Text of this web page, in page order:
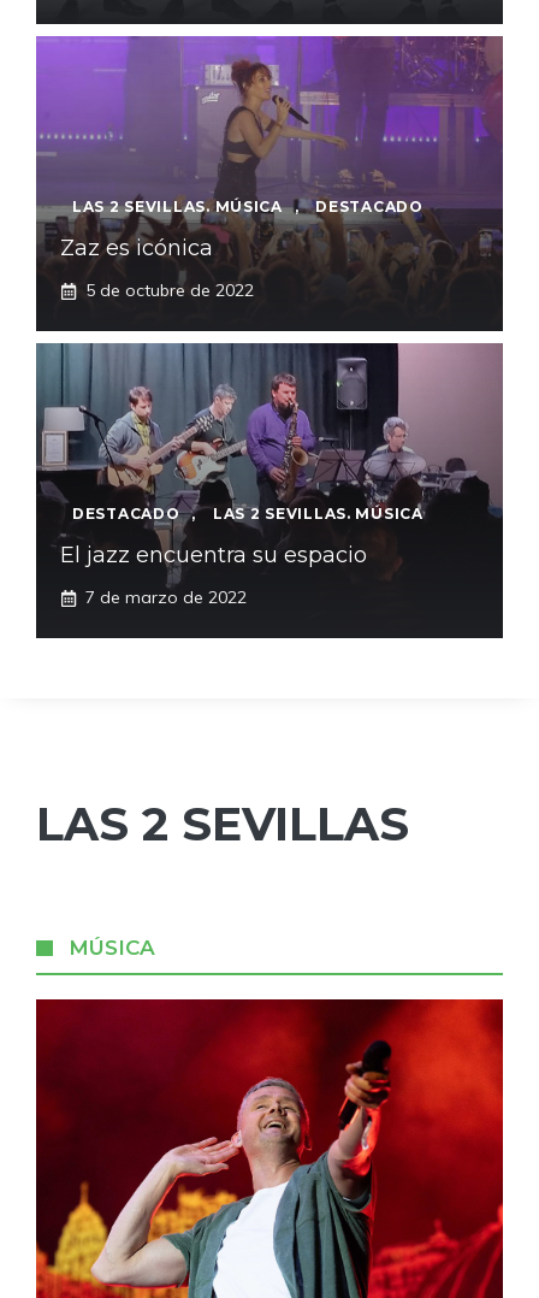
LAS 2 SEVILLAS. MÚSICA , DESTACADO
Zaz es icónica
5 de octubre de 2022
DESTACADO , LAS 2 SEVILLAS. MÚSICA
El jazz encuentra su espacio
7 de marzo de 2022
LAS 2 SEVILLAS
MÚSICA